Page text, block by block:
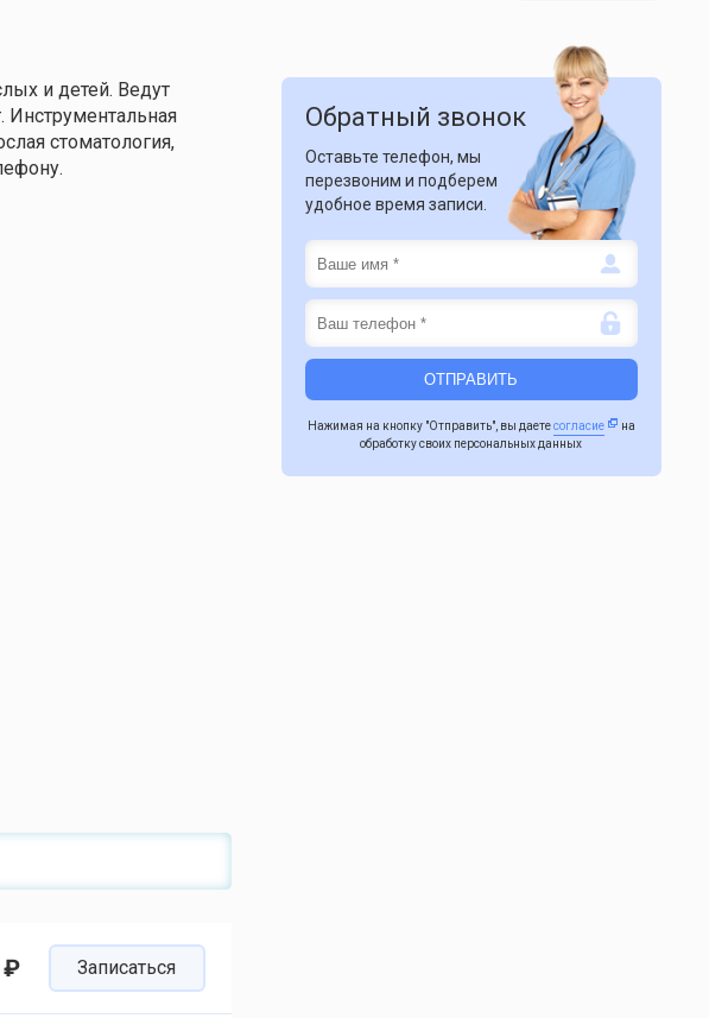
и детей. Ведут
Инструментальная
стоматология,
₽ Записаться
Обратный звонок
Оставьте телефон, мы
перезвоним и подберем
удобное время записи.
Нажимая на кнопку "Отправить", вы даетесогласие
на
обработку своих персональных данных